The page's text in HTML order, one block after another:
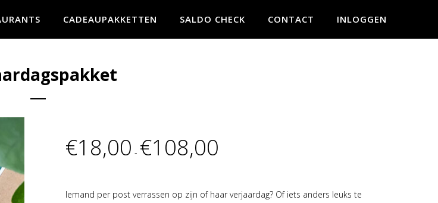
CADEAUPAKKETTEN SALDO CHECK CONTACT INLOGGEN
€18,00 - €108,00
Iemand per post verrassen op zijn of haar verjaardag? Of iets anders leuks te